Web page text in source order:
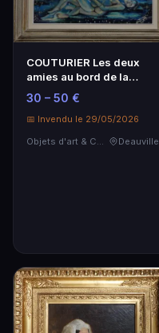
COUTURIER Les deux
amies au bord de la
plage au crépuscule, …
30 – 50 €
📅 Invendu le 29/05/2026
Deauville